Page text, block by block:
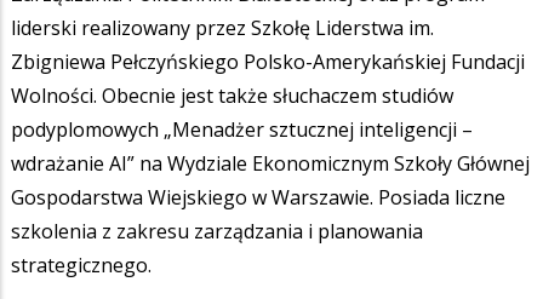
liderski realizowany przez Szkołę Liderstwa im.
Zbigniewa Pełczyńskiego Polsko-Amerykańskiej Fundacji
Wolności. Obecnie jest także słuchaczem studiów
podyplomowych „Menadżer sztucznej inteligencji –
wdrażanie AI” na Wydziale Ekonomicznym Szkoły Głównej
Gospodarstwa Wiejskiego w Warszawie. Posiada liczne
szkolenia z zakresu zarządzania i planowania
strategicznego.